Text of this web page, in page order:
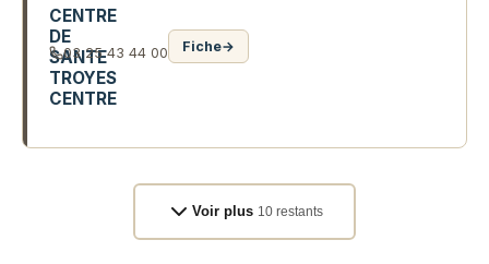
CENTRE
DE
SANTE
TROYES
CENTRE
03 25 43 44 00 Fiche→
Voir plus 10 restants